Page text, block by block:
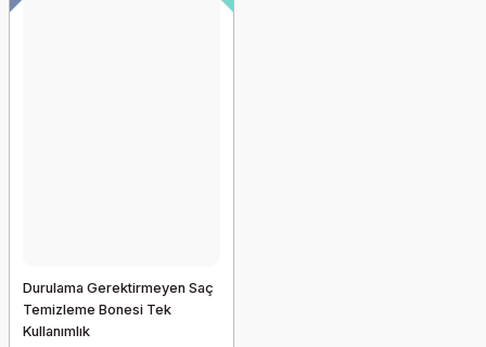
Durulama Gerektirmeyen Saç
Temizleme Bonesi Tek
Kullanımlık